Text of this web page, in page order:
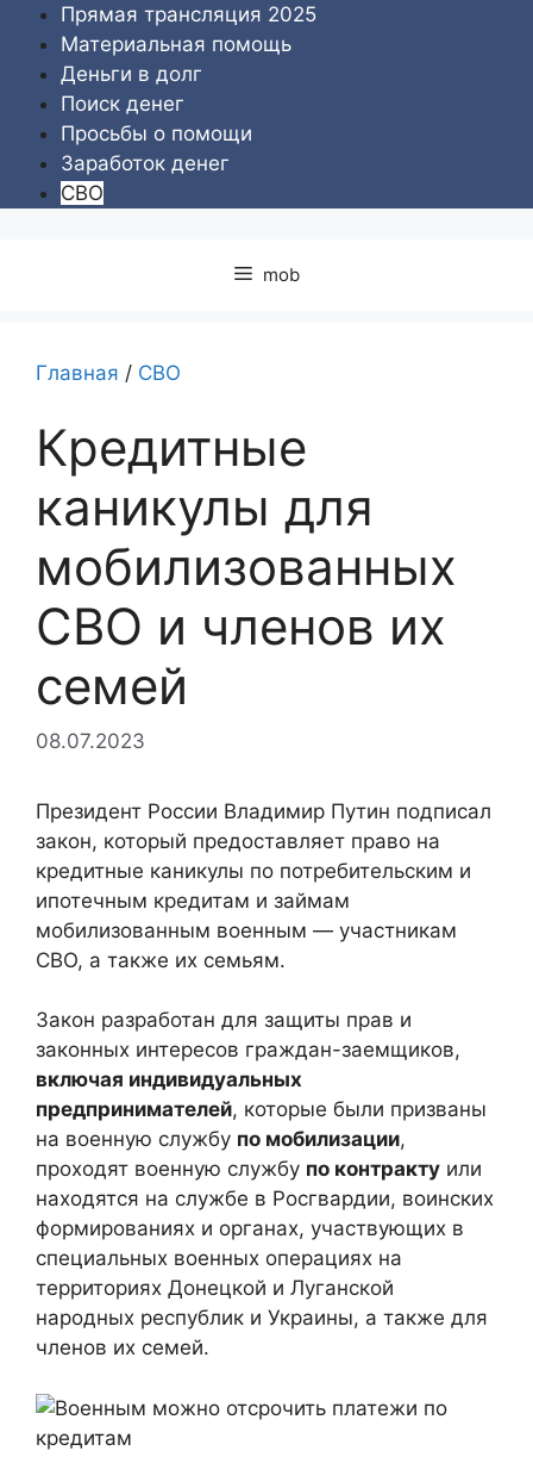
Перейти
содержимому
Прямая трансляция 2025
Материальная помощь
Деньги в долг
Поиск денег
Просьбы о помощи
Заработок денег
СВО
mob
Главная / СВО
Кредитные
каникулы для
мобилизованных
СВО и членов их
семей
08.07.2023
Президент России Владимир Путин подписал
закон, который предоставляет право на
кредитные каникулы по потребительским и
ипотечным кредитам и займам
мобилизованным военным — участникам
СВО, а также их семьям.
Закон разработан для защиты прав и
законных интересов граждан-заемщиков,
включая индивидуальных
предпринимателей, которые были призваны
на военную службу по мобилизации,
проходят военную службу по контракту или
находятся на службе в Росгвардии, воинских
формированиях и органах, участвующих в
специальных военных операциях на
территориях Донецкой и Луганской
народных республик и Украины, а также для
членов их семей.